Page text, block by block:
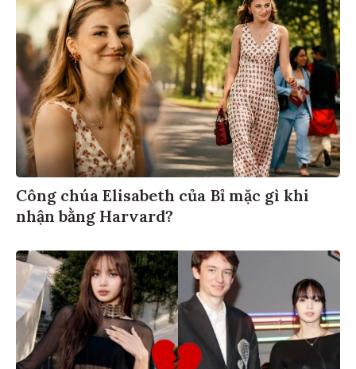
Công chúa Elisabeth của Bỉ mặc gì khi
nhận bằng Harvard?